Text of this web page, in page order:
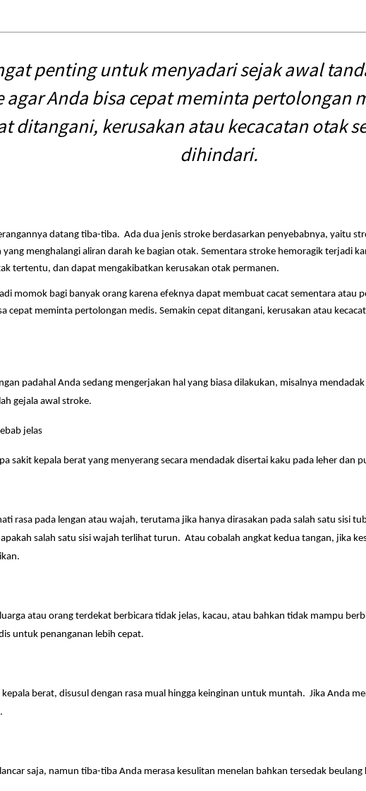
penting untuk menyadari sejak awal
agar Anda bisa cepat meminta pertolongan
ditangani, kerusakan atau kecacatan otak
dihindari.
datang tiba-tiba. Ada dua jenis stroke berdasarkan penyebabnya, yaitu
menghalangi aliran darah ke bagian otak. Sementara stroke hemoragik terjadi
tertentu, dan dapat mengakibatkan kerusakan otak permanen.
momok bagi banyak orang karena efeknya dapat membuat cacat sementara atau
cepat meminta pertolongan medis. Semakin cepat ditangani, kerusakan atau
padahal Anda sedang mengerjakan hal yang biasa dilakukan, misalnya
gejala awal stroke.
jelas
sakit kepala berat yang menyerang secara mendadak disertai kaku pada leher dan
rasa pada lengan atau wajah, terutama jika hanya dirasakan pada salah satu sisi
salah satu sisi wajah terlihat turun. Atau cobalah angkat kedua tangan, jika
atau orang terdekat berbicara tidak jelas, kacau, atau bahkan tidak mampu
untuk penanganan lebih cepat.
berat, disusul dengan rasa mual hingga keinginan untuk muntah. Jika Anda
saja, namun tiba-tiba Anda merasa kesulitan menelan bahkan tersedak